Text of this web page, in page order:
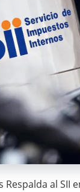
Respalda al SII